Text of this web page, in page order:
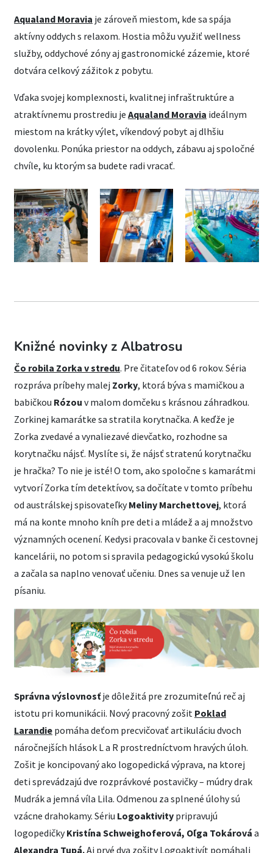
Aqualand Moravia je zároveň miestom, kde sa spája
aktívny oddych s relaxom. Hostia môžu využiť wellness
služby, oddychové zóny aj gastronomické zázemie, ktoré
dotvára celkový zážitok z pobytu.
Vďaka svojej komplexnosti, kvalitnej infraštruktúre a
atraktívnemu prostrediu je Aqualand Moravia ideálnym
miestom na krátky výlet, víkendový pobyt aj dlhšiu
dovolenku. Ponúka priestor na oddych, zábavu aj spoločné
chvíle, ku ktorým sa budete radi vracať.
Knižné novinky z Albatrosu
Čo robila Zorka v stredu. Pre čitateľov od 6 rokov. Séria
rozpráva príbehy malej Zorky, ktorá býva s mamičkou a
babičkou Rózou v malom domčeku s krásnou záhradkou.
Zorkinej kamarátke sa stratila korytnačka. A keďže je
Zorka zvedavé a vynaliezavé dievčatko, rozhodne sa
korytnačku nájsť. Myslíte si, že nájsť stratenú korytnačku
je hračka? To nie je isté! O tom, ako spoločne s kamarátmi
vytvorí Zorka tím detektívov, sa dočítate v tomto príbehu
od austrálskej spisovateľkyMeliny Marchettovej, ktorá
má na konte mnoho kníh pre deti a mládež a aj množstvo
významných ocenení. Kedysi pracovala v banke či cestovnej
kancelárii, no potom si spravila pedagogickú vysokú školu
a začala sa naplno venovať učeniu. Dnes sa venuje už len
písaniu.
Správna výslovnosť je dôležitá pre zrozumiteľnú reč aj
istotu pri komunikácii. Nový pracovný zošit Poklad
Larandie pomáha deťom precvičovať artikuláciu dvoch
náročnejších hlások L a R prostredníctvom hravých úloh.
Zošit je koncipovaný ako logopedická výprava, na ktorej
deti sprevádzajú dve rozprávkové postavičky – múdry drak
Mudrák a jemná víla Lila. Odmenou za splnené úlohy sú
vzácne drahokamy. Sériu Logoaktivity pripravujú
logopedičkyKristína Schweighoferová, Oľga Tokárová a
Alexandra Tupá.Aj prvé dva zošity Logoaktivít pomáhali